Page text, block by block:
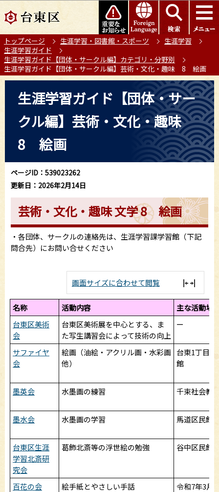
の
ー
ジ
の
先
このページの本文へ移動
トップページ 生涯学習・図書館・スポーツ
生涯学習
生涯学習ガイド
生涯学習ガイド【団体・サークル編】カテゴリ・分野別
生涯学習ガイド【団体・サークル編】芸術・文化・趣味 8 絵画
生涯学習ガイド【団体・サー
クル編】芸術・文化・趣味
8 絵画
ページID：539023262
更新日：2026年2月14日
芸術・文化・趣味 文学 8 絵画
・各団体、サークルの連絡先は、生涯学習課学習館（下記
問合先）にお問い合せください
画面サイズに合わせて閲覧
名称 活動内容
主な活動場
台東区美術
会
台東区美術展を中心とする、ま
た写生講習会によって技術の向上
ー
サファイヤ
会
絵画（油絵・アクリル画・水彩画
他）
台東1丁目区
館
墨英会 水墨画の練習 千束社会教
墨水会 水墨画の学習 馬道区民館
台東区生涯
学習北斎研
究会
葛飾北斎等の浮世絵の勉強 谷中区民館
百花の会 絵手紙とやさしい手話
令和7年3月